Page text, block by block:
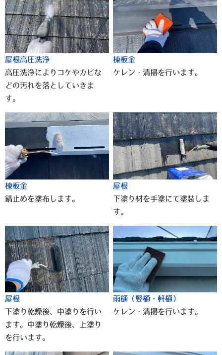
屋根高圧洗浄
高圧洗浄によりコケやカビな
どの汚れを落としていきま
す。
棟板金
ケレン・清掃を行います。
棟板金
錆止めを塗布します。
屋根
下塗り材を手塗にて塗装しま
す。
屋根
下塗り乾燥後、中塗りを行い
ます。中塗り乾燥後、上塗り
を行います。
雨樋（竪樋・軒樋）
ケレン・清掃を行います。